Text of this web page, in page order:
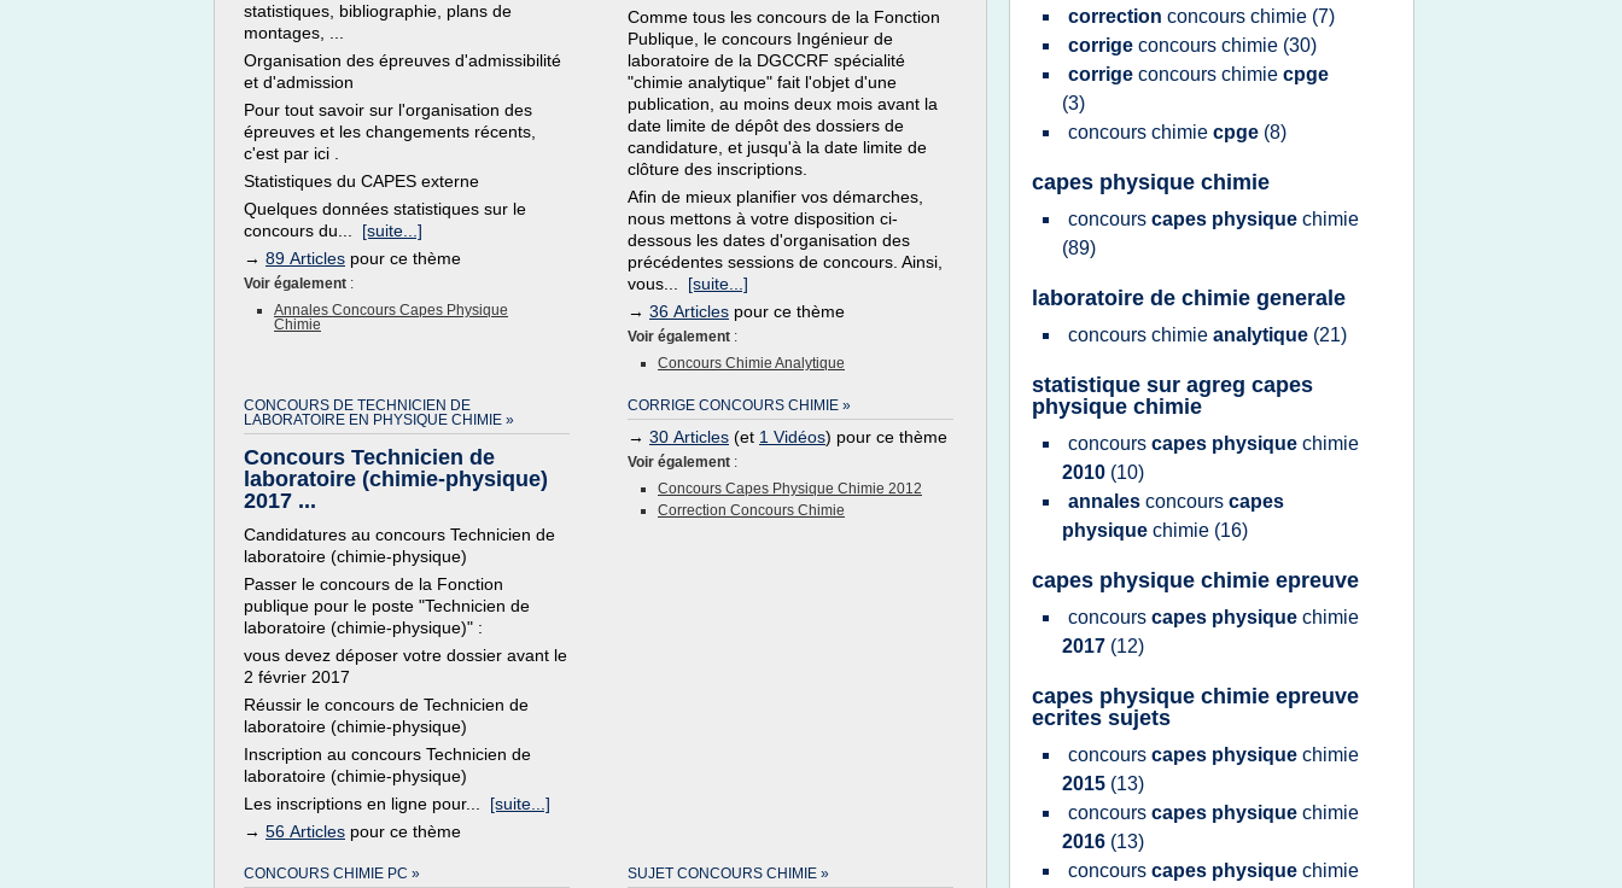
statistiques, bibliographie, plans de
montages, ...
Organisation des épreuves d'admissibilité
et d'admission
Pour tout savoir sur l'organisation des
épreuves et les changements récents,
c'est par ici .
Statistiques du CAPES externe
Quelques données statistiques sur le
concours du... [suite...]
→ 89 Articles pour ce thème
Voir également :
Annales Concours Capes Physique
Chimie
Comme tous les concours de la Fonction
Publique, le concours Ingénieur de
laboratoire de la DGCCRF spécialité
"chimie analytique" fait l'objet d'une
publication, au moins deux mois avant la
date limite de dépôt des dossiers de
candidature, et jusqu'à la date limite de
clôture des inscriptions.
Afin de mieux planifier vos démarches,
nous mettons à votre disposition ci-
dessous les dates d'organisation des
précédentes sessions de concours. Ainsi,
vous... [suite...]
→ 36 Articles pour ce thème
Voir également :
Concours Chimie Analytique
CONCOURS DE TECHNICIEN DE
LABORATOIRE EN PHYSIQUE CHIMIE »
Concours Technicien de
laboratoire (chimie-physique)
2017 ...
Candidatures au concours Technicien de
laboratoire (chimie-physique)
Passer le concours de la Fonction
publique pour le poste "Technicien de
laboratoire (chimie-physique)" :
vous devez déposer votre dossier avant le
2 février 2017
Réussir le concours de Technicien de
laboratoire (chimie-physique)
Inscription au concours Technicien de
laboratoire (chimie-physique)
Les inscriptions en ligne pour... [suite...]
→ 56 Articles pour ce thème
CORRIGE CONCOURS CHIMIE »
→ 30 Articles (et 1 Vidéos) pour ce thème
Voir également :
Concours Capes Physique Chimie 2012
Correction Concours Chimie
CONCOURS CHIMIE PC » SUJET CONCOURS CHIMIE »
correction concours chimie (7)
corrige concours chimie (30)
corrige concours chimie cpge
(3)
concours chimie cpge (8)
capes physique chimie
concours capes physique chimie
(89)
laboratoire de chimie generale
concours chimie analytique (21)
statistique sur agreg capes
physique chimie
concours capes physique chimie
2010 (10)
annales concours capes
physique chimie (16)
capes physique chimie epreuve
concours capes physique chimie
2017 (12)
capes physique chimie epreuve
ecrites sujets
concours capes physique chimie
2015 (13)
concours capes physique chimie
2016 (13)
concours capes physique chimie